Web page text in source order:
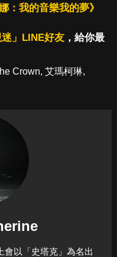
：我的音樂我的夢》
迷」LINE好友，給你最
Crown, 艾瑪柯琳,
會以「史塔克」為名出